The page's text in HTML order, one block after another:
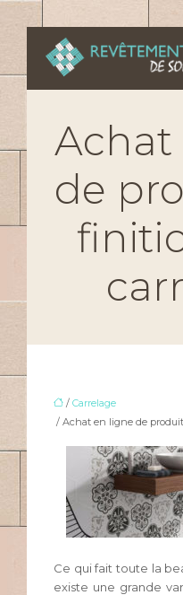
de
/ Carrelage
/ Achat en ligne de
Ce qui fait toute la
existe une grande